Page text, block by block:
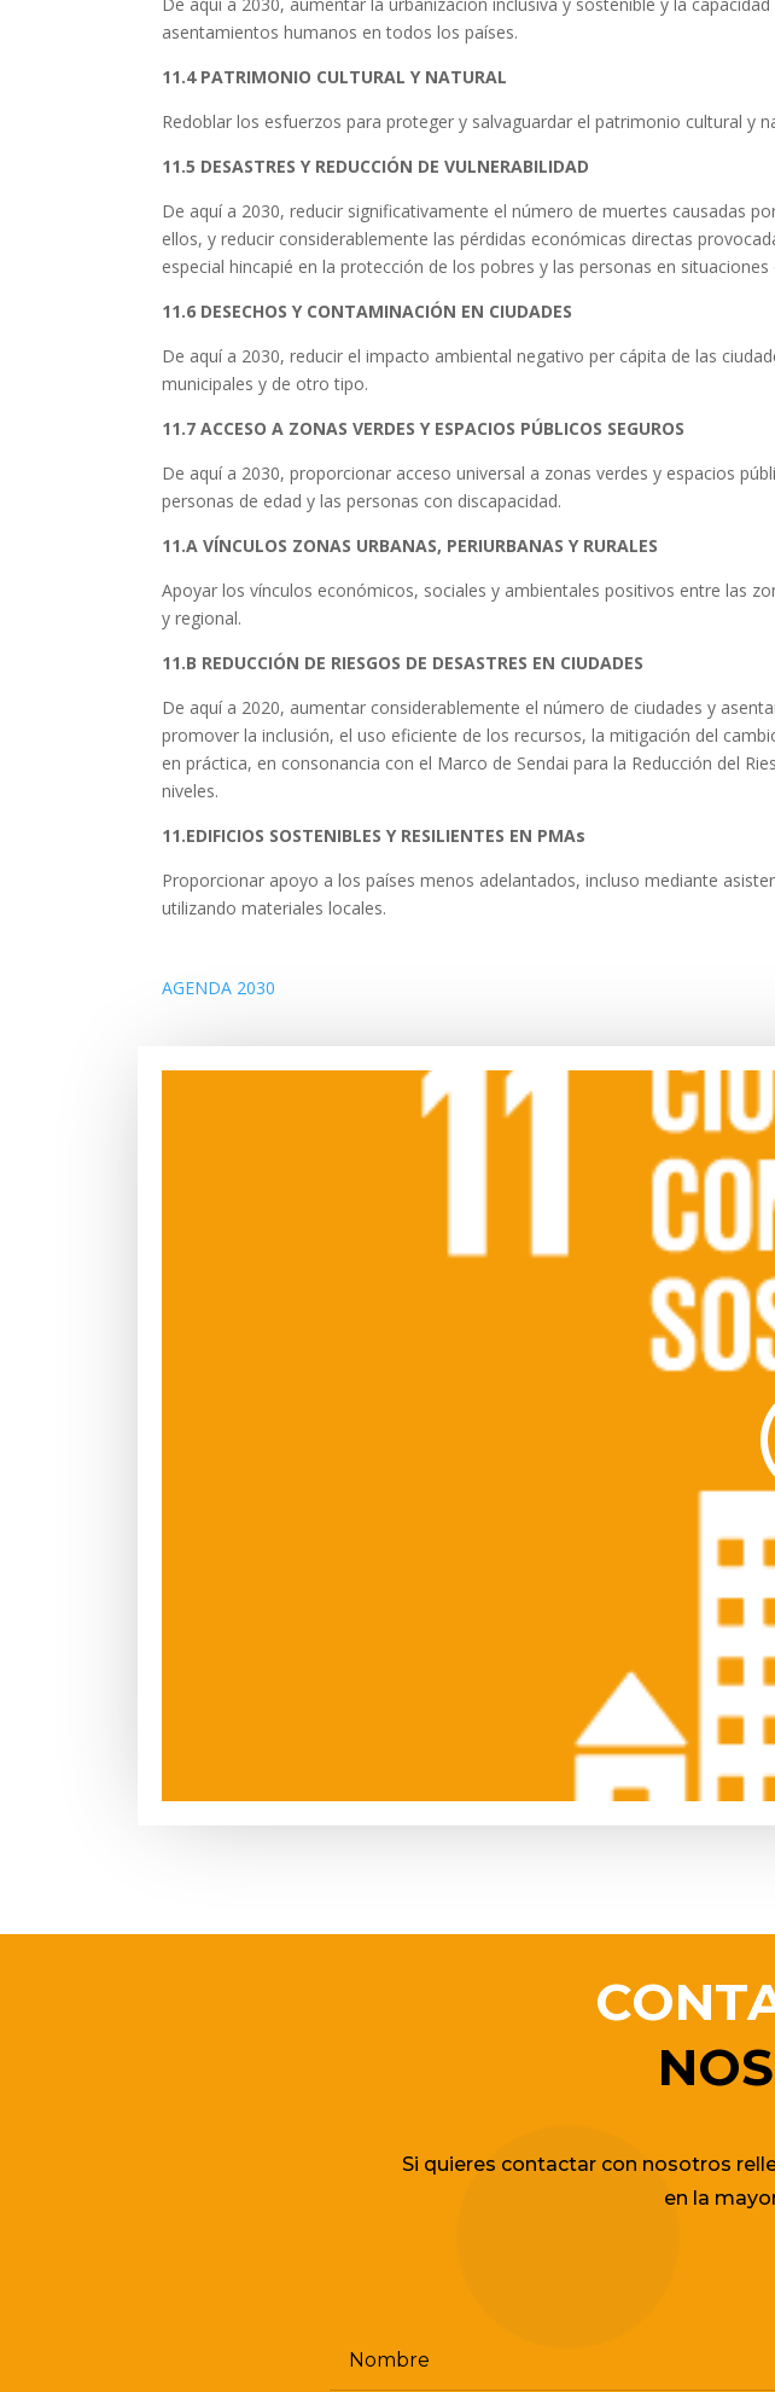
asentamientos humanos en todos los países.
11.4 PATRIMONIO CULTURAL Y NATURAL
Redoblar los esfuerzos para proteger y salvaguardar el patrimonio cultural y
11.5 DESASTRES Y REDUCCIÓN DE VULNERABILIDAD
De aquí a 2030, reducir significativamente el número de muertes causadas
ellos, y reducir considerablemente las pérdidas económicas directas
especial hincapié en la protección de los pobres y las personas en situaciones
11.6 DESECHOS Y CONTAMINACIÓN EN CIUDADES
De aquí a 2030, reducir el impacto ambiental negativo per cápita de las
municipales y de otro tipo.
11.7 ACCESO A ZONAS VERDES Y ESPACIOS PÚBLICOS SEGUROS
De aquí a 2030, proporcionar acceso universal a zonas verdes y espacios
personas de edad y las personas con discapacidad.
11.A VÍNCULOS ZONAS URBANAS, PERIURBANAS Y RURALES
Apoyar los vínculos económicos, sociales y ambientales positivos entre las
y regional.
11.B REDUCCIÓN DE RIESGOS DE DESASTRES EN CIUDADES
De aquí a 2020, aumentar considerablemente el número de ciudades y
promover la inclusión, el uso eficiente de los recursos, la mitigación del
en práctica, en consonancia con el Marco de Sendai para la Reducción del
niveles.
11.EDIFICIOS SOSTENIBLES Y RESILIENTES EN PMAs
Proporcionar apoyo a los países menos adelantados, incluso mediante
utilizando materiales locales.
AGENDA 2030
Si quieres contactar con nosotros
en la